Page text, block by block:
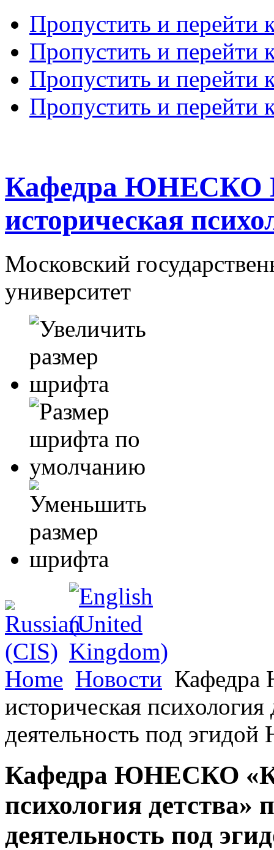
Пропустить и перейти
Пропустить и перейти
Пропустить и перейти
Пропустить и перейти
Кафедра ЮНЕСКО
историческая
Московский
университет
Home Новости
историческая
деятельность под
Кафедра ЮНЕСКО
психология детства»
деятельность под